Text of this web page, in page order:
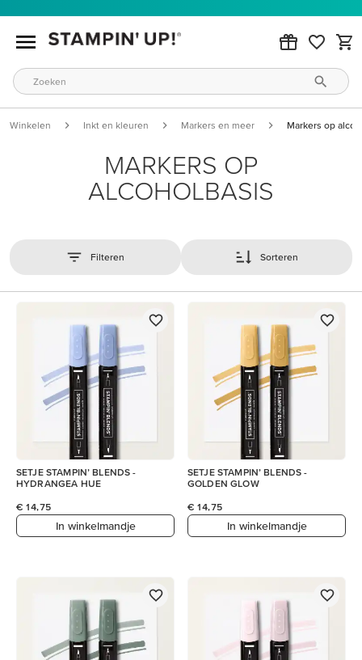
Winkelen Inkt en kleuren Markers en meer Markers op
MARKERS OP
ALCOHOLBASIS
Filteren Sorteren
SETJE STAMPIN’ BLENDS -
HYDRANGEA HUE
€ 14,75
In winkelmandje
SETJE STAMPIN’ BLENDS -
GOLDEN GLOW
€ 14,75
In winkelmandje